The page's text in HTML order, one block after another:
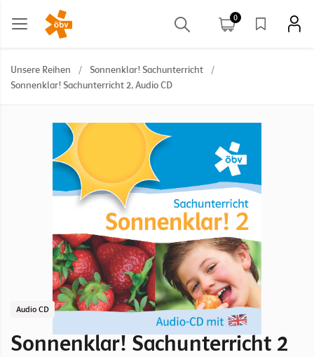
0
Unsere Reihen / Sonnenklar! Sachunterricht
/
Sonnenklar! Sachunterricht 2, Audio CD
Audio CD
Sonnenklar! Sachunterricht 2